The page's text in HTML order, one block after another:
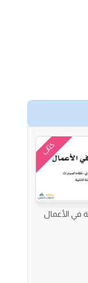
كتاب
في الأعمال